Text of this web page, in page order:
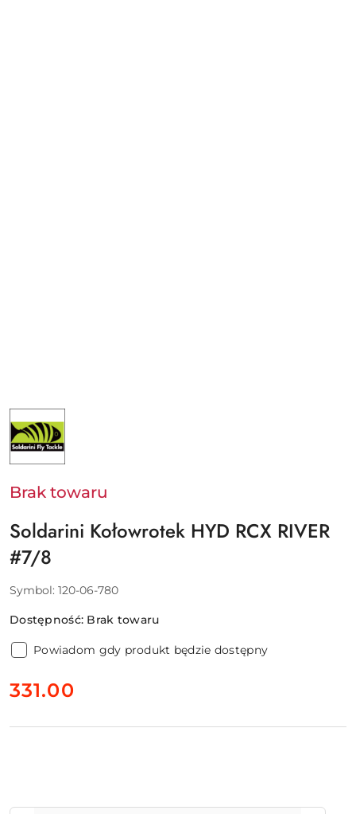
NAZWA
PRODUCENTA:
SOLDARINI
Brak towaru
Soldarini Kołowrotek HYD RCX RIVER
#7/8
Symbol: 120-06-780
Dostępność: Brak towaru
Powiadom gdy produkt będzie dostępny
cena:
331.00